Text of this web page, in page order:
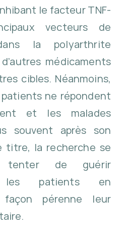
le facteur TNF-
vecteurs de
la polyarthrite
médicaments
cibles. Néanmoins,
ne répondent
et les malades
souvent après son
titre, la recherche se
tenter de guérir
les patients en
pérenne leur